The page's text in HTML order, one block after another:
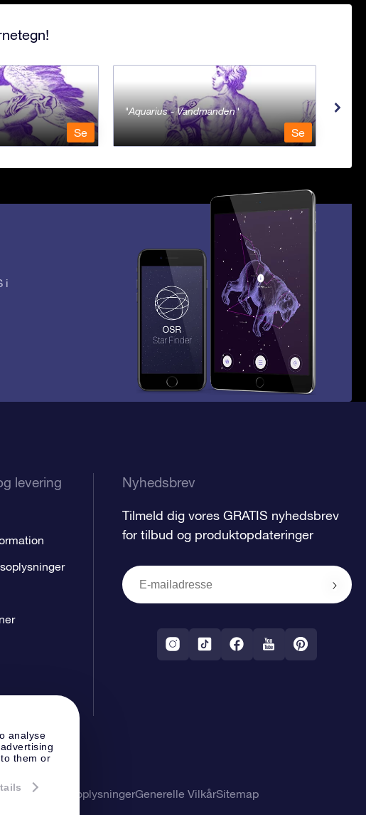
analyse
them or
Se
Aquarius - Vandmanden
Se
i
levering Nyhedsbrev
Tilmeld dig vores GRATIS nyhedsbrev
for tilbud og produktopdateringer
af personlige oplysningerGenerelle VilkårSitemap